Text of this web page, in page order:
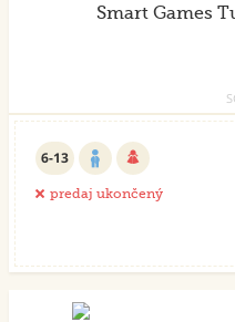
Smart Games
6-13
predaj ukončený